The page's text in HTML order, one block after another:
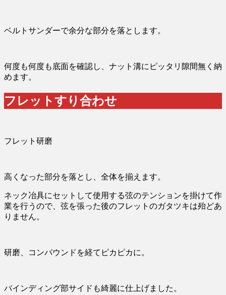
ベルトサンダーで余分な部分を落とします。
何度も何度も底面を確認し、ナット溝にピッタリ隙間無く納
めます。
フレットすり合わせ
フレット研磨
高くなった部分を落とし、全体を揃えます。
ネック冶具にセットして使用する弦のテンションを掛けて作
業を行うので、弦を張った後のフレットのガタツキは殆どあ
りません。
研磨、コンパウンドを経てピカピカに。
バインディング部サイドも綺麗に仕上げました。